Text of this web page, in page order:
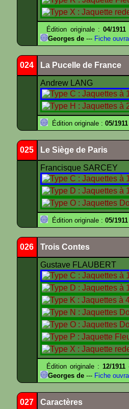
Édition originale :04/1911
Georges de --- Fiche
024 La Pucelle de France
Andrew LANG
Édition originale : 05/1911
025 Le Siège de Paris
Francisque SARCEY
Édition originale : 05/1911
026 Trois Contes
Gustave FLAUBERT
Édition originale : 12/1911
Georges de --- Fiche
027 Caractères